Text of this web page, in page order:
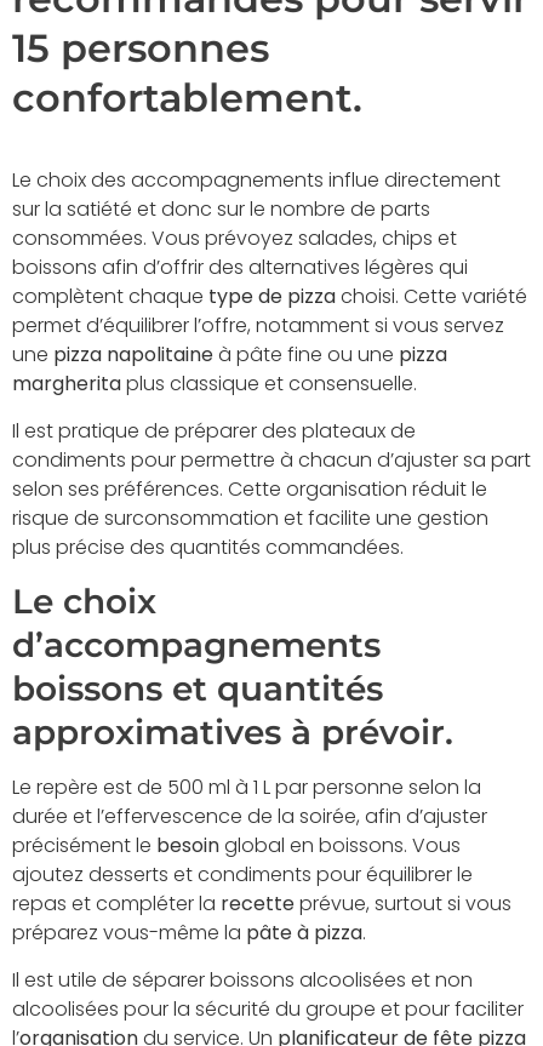
15 personnes
confortablement.
Le choix des accompagnements influe directement
sur la satiété et donc sur le nombre de parts
consommées. Vous prévoyez salades, chips et
boissons afin d’offrir des alternatives légères qui
complètent chaque type de pizzachoisi. Cette variété
permet d’équilibrer l’offre, notamment si vous servez
une pizza napolitaineà pâte fine ou une pizza
margheritaplus classique et consensuelle.
Il est pratique de préparer des plateaux de
condiments pour permettre à chacun d’ajuster sa part
selon ses préférences. Cette organisation réduit le
risque de surconsommation et facilite une gestion
plus précise des quantités commandées.
Le choix
d’accompagnements
boissons et quantités
approximatives à prévoir.
Le repère est de 500 ml à 1 L par personne selon la
durée et l’effervescence de la soirée, afin d’ajuster
précisément le besoinglobal en boissons. Vous
ajoutez desserts et condiments pour équilibrer le
repas et compléter la recetteprévue, surtout si vous
préparez vous-même la pâte à pizza.
Il est utile de séparer boissons alcoolisées et non
alcoolisées pour la sécurité du groupe et pour faciliter
l’organisationdu service. Un planificateur de fête pizza